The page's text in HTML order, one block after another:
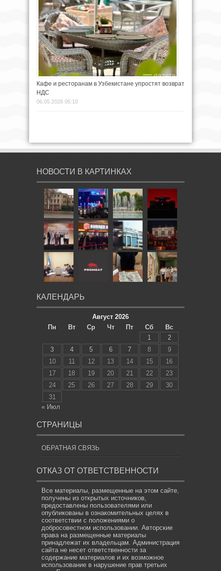
Кафе и ресторанам в Узбекистане упростят возврат
НДС
06.05.2026 05:10
НОВОСТИ В КАРТИНКАХ
КАЛЕНДАРЬ
Август 2026
Пн
Вт Ср Чт Пт Сб
Вс
1
2
3
4 5 6 7 8
9
10
11 12 13 14 15
16
17
18 19 20 21 22
23
24
25 26 27 28 29
30
31
« Июл
СТРАНИЦЫ
ОБРАТНАЯ СВЯЗЬ
ОТКАЗ ОТ ОТВЕТСТВЕННОСТИ
Все материалы, размещенные на этом сайте,
получены из открытых источников,
предоставлены пользователями или
опубликованы в ознакомительных целях в
соответствии с положениями о
добросовестном использовании. Авторские
права на размещенные материалы
принадлежат их владельцам. Администрация
сайта не несет ответственности за
содержание материалов и их возможное
использование в нарушение прав третьих